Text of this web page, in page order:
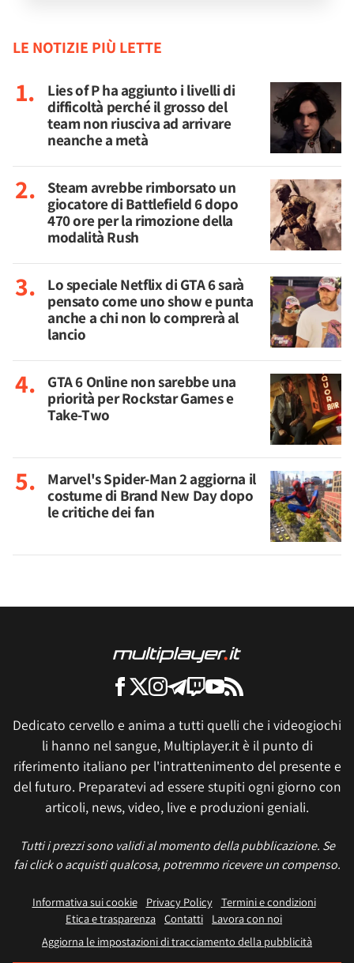
LE NOTIZIE PIÙ LETTE
Lies of P ha aggiunto i livelli di
difficoltà perché il grosso del
team non riusciva ad arrivare
neanche a metà
Steam avrebbe rimborsato un
giocatore di Battlefield 6 dopo
470 ore per la rimozione della
modalità Rush
Lo speciale Netflix di GTA 6 sarà
pensato come uno show e punta
anche a chi non lo comprerà al
lancio
GTA 6 Online non sarebbe una
priorità per Rockstar Games e
Take-Two
Marvel's Spider-Man 2 aggiorna il
costume di Brand New Day dopo
le critiche dei fan
Dedicato cervello e anima a tutti quelli che i videogiochi
li hanno nel sangue, Multiplayer.it è il punto di
riferimento italiano per l'intrattenimento del presente e
del futuro. Preparatevi ad essere stupiti ogni giorno con
articoli, news, video, live e produzioni geniali.
Tutti i prezzi sono validi al momento della pubblicazione. Se
fai click o acquisti qualcosa, potremmo ricevere un compenso.
Informativa sui cookie Privacy Policy
Termini e condizioni
Etica e trasparenza Contatti
Lavora con noi
Aggiorna le impostazioni di tracciamento della pubblicità